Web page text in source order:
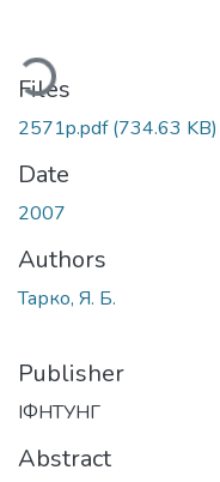
Files
2571p.pdf(734.63 KB)
Date
2007
Authors
Тарко, Я. Б.
Publisher
ІФНТУНГ
Abstract